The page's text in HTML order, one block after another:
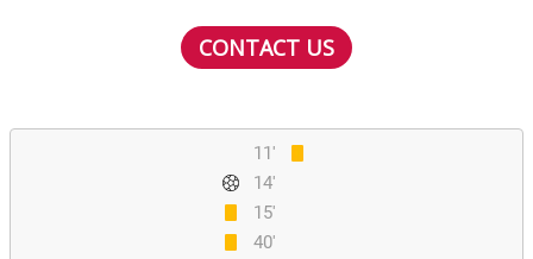
CONTACT US
11'
14'
15'
40'